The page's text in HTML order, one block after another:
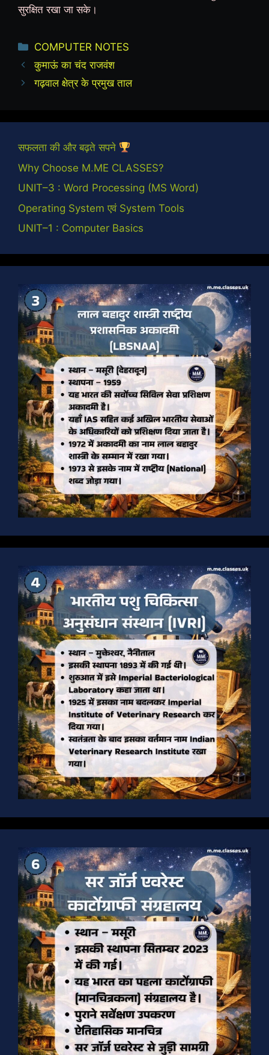
सुरक्षित रखा जा सके।
Categories
COMPUTER NOTES
कुमाऊं का चंद राजवंश
गढ़वाल क्षेत्र के प्रमुख ताल
सफलता की और बढ़ते सपने
Why Choose M.ME CLASSES?
UNIT–3 : Word Processing (MS Word)
Operating System एवं System Tools
UNIT–1 : Computer Basics